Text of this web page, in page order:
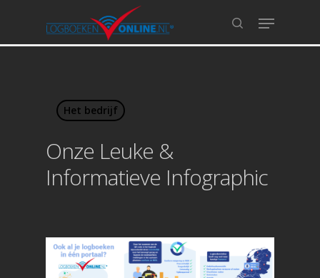
Het bedrijf
Onze Leuke &
Informatieve Infographic